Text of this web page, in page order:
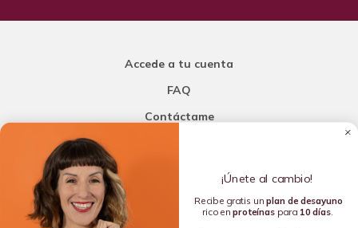
Accede a tu cuenta
FAQ
Contáctame
Añade una porción de inteligencia a tu nutrición
Copyright © 2016-2026 Carla L. de la Torre. All rights reserved.
¡Únete al cambio!
Recibe gratis unplan de desayuno
rico enproteínaspara 10 días.